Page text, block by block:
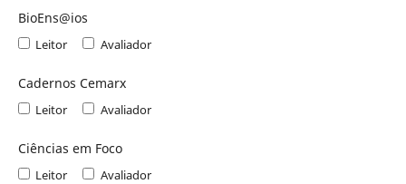
BioEns@ios
Leitor Avaliador
Cadernos Cemarx
Leitor Avaliador
Ciências em Foco
Leitor Avaliador